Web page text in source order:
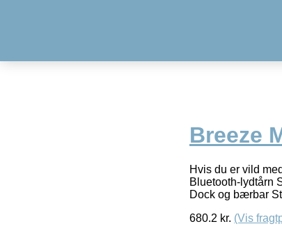
Breeze
Hvis du er vild
Bluetooth-lydtårn
Dock og bærbar
680.2 kr. (Vis